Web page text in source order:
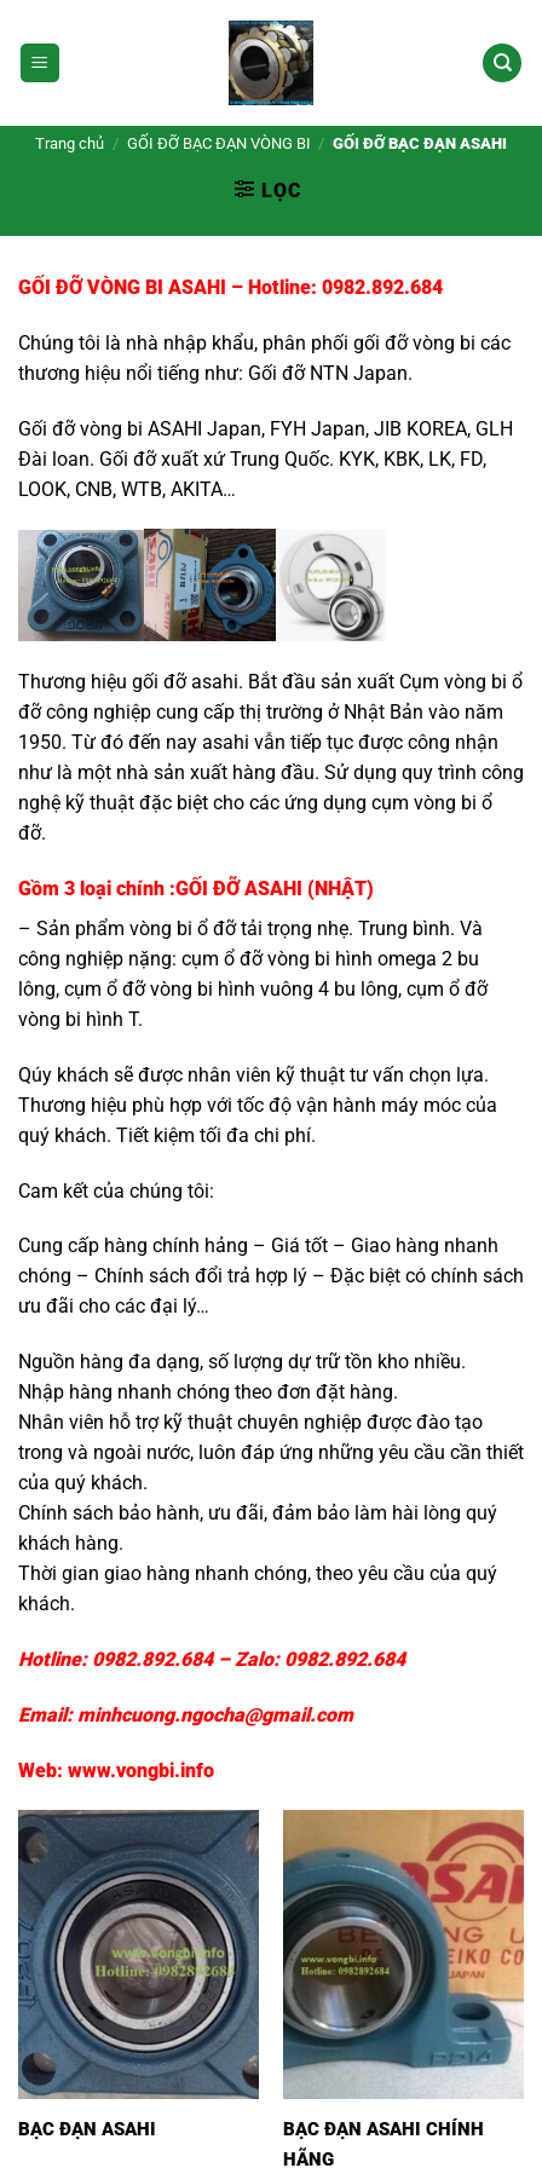
qua
nội
Trang chủ / GỐI ĐỠ BẠC ĐẠN VÒNG BI / GỐI ĐỠ BẠC ĐẠN ASAHI
LỌC
GỐI ĐỠ VÒNG BI ASAHI – Hotline: 0982.892.684
Chúng tôi là nhà nhập khẩu, phân phối gối đỡ vòng bi các
thương hiệu nổi tiếng như: Gối đỡ NTN Japan.
Gối đỡ vòng bi ASAHI Japan, FYH Japan, JIB KOREA, GLH
Đài loan. Gối đỡ xuất xứ Trung Quốc. KYK, KBK, LK, FD,
LOOK, CNB, WTB, AKITA…
Thương hiệu gối đỡ asahi. Bắt đầu sản xuất Cụm vòng bi ổ
đỡ công nghiệp cung cấp thị trường ở Nhật Bản vào năm
1950. Từ đó đến nay asahi vẫn tiếp tục được công nhận
như là một nhà sản xuất hàng đầu. Sử dụng quy trình công
nghệ kỹ thuật đặc biệt cho các ứng dụng cụm vòng bi ổ
đỡ.
Gồm 3 loại chính :GỐI ĐỠ ASAHI (NHẬT)
– Sản phẩm vòng bi ổ đỡ tải trọng nhẹ. Trung bình. Và
công nghiệp nặng: cụm ổ đỡ vòng bi hình omega 2 bu
lông, cụm ổ đỡ vòng bi hình vuông 4 bu lông, cụm ổ đỡ
vòng bi hình T.
Qúy khách sẽ được nhân viên kỹ thuật tư vấn chọn lựa.
Thương hiệu phù hợp với tốc độ vận hành máy móc của
quý khách. Tiết kiệm tối đa chi phí.
Cam kết của chúng tôi:
Cung cấp hàng chính hảng – Giá tốt – Giao hàng nhanh
chóng – Chính sách đổi trả hợp lý – Đặc biệt có chính sách
ưu đãi cho các đại lý…
Nguồn hàng đa dạng, số lượng dự trữ tồn kho nhiều.
Nhập hàng nhanh chóng theo đơn đặt hàng.
Nhân viên hỗ trợ kỹ thuật chuyên nghiệp được đào tạo
trong và ngoài nước, luôn đáp ứng những yêu cầu cần thiết
của quý khách.
Chính sách bảo hành, ưu đãi, đảm bảo làm hài lòng quý
khách hàng.
Thời gian giao hàng nhanh chóng, theo yêu cầu của quý
khách.
Hotline: 0982.892.684– Zalo: 0982.892.684
Email: minhcuong.ngocha@gmail.com
Web: www.vongbi.info
BẠC ĐẠN ASAHI
BẠC ĐẠN ASAHI CHÍNH
HÃNG